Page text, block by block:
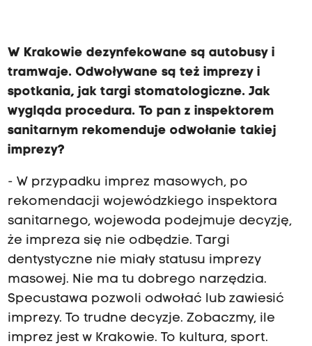
W Krakowie dezynfekowane są autobusy i
tramwaje. Odwoływane są też imprezy i
spotkania, jak targi stomatologiczne. Jak
wygląda procedura. To pan z inspektorem
sanitarnym rekomenduje odwołanie takiej
imprezy?
- W przypadku imprez masowych, po
rekomendacji wojewódzkiego inspektora
sanitarnego, wojewoda podejmuje decyzję,
że impreza się nie odbędzie. Targi
dentystyczne nie miały statusu imprezy
masowej. Nie ma tu dobrego narzędzia.
Specustawa pozwoli odwołać lub zawiesić
imprezy. To trudne decyzje. Zobaczmy, ile
imprez jest w Krakowie. To kultura, sport.